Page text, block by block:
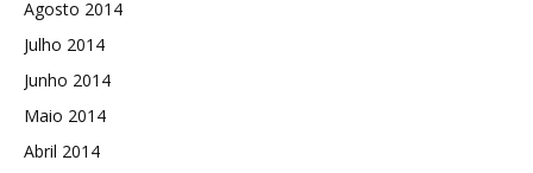
Agosto 2014
Julho 2014
Junho 2014
Maio 2014
Abril 2014